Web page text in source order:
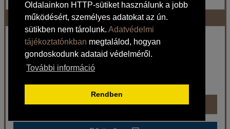
Oldalainkon HTTP-sütiket használunk a jobb
működésért, személyes adatokat az ún.
sütikben nem tárolunk. Adatvédelmi
tájékoztatónkban megtalálod, hogyan
gondoskodunk adataid védelméről.
További információ
Rendben
Időpont: 2026-08-12 | 5 éj
már 370.058 Ft-tól
Időpontok és árak
Bőröndbe
Aprilis Gold Hotel
Törökország / Isztambul
316.518 Ft-tól
Időpontok és árak